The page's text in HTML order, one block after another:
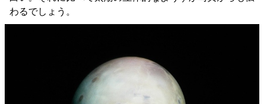
わるでしょう。